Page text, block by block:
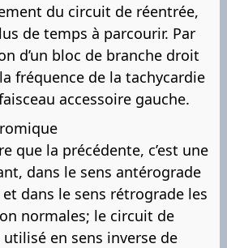
du circuit de réentrée,
de temps à parcourir. Par
d’un bloc de branche droit
fréquence de la tachycardie
accessoire gauche.
que la précédente, c’est une
dans le sens antérograde
dans le sens rétrograde les
normales; le circuit de
en sens inverse de